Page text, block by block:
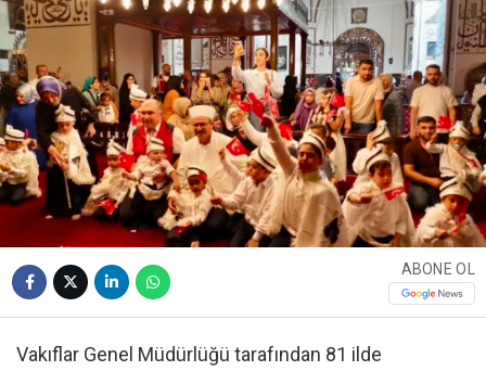
ABONE OL
Vakıflar Genel Müdürlüğü tarafından 81 ilde